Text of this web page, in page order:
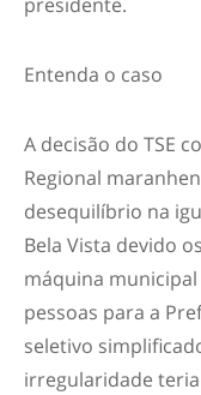
Entenda o caso
A decisão do TSE
Regional
desequilíbrio na
Bela Vista devido
máquina
pessoas para a
seletivo
irregularidade